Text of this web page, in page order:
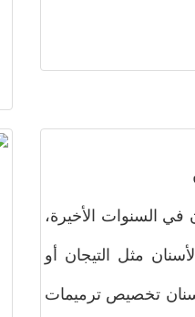
السنوات الأخيرة،
مثل التيجان أو
تخصيص ترميمات